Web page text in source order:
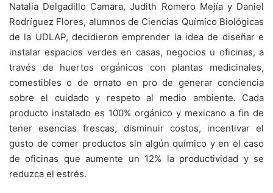
Natalia Delgadillo Camara, Judith Romero Mejía y Daniel
Rodríguez Flores, alumnos de Ciencias Químico Biológicas
de la UDLAP, decidieron emprender la idea de diseñar e
instalar espacios verdes en casas, negocios u oficinas, a
través de huertos orgánicos con plantas medicinales,
comestibles o de ornato en pro de generar conciencia
sobre el cuidado y respeto al medio ambiente. Cada
producto instalado es 100% orgánico y mexicano a fin de
tener esencias frescas, disminuir costos, incentivar el
gusto de comer productos sin algún químico y en el caso
de oficinas que aumente un 12% la productividad y se
reduzca el estrés.